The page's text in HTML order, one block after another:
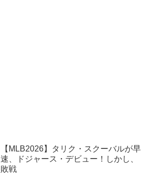
【MLB2026】タリク・スクーバルが早
速、ドジャース・デビュー！しかし、
敗戦